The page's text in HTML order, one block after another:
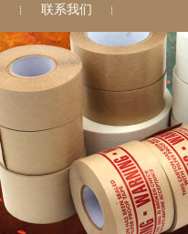
联系我们